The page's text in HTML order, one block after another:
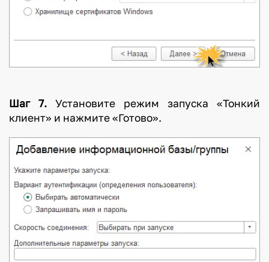
Шаг 7.Установите режим запуска «Тонкий
клиент» и нажмите «Готово».